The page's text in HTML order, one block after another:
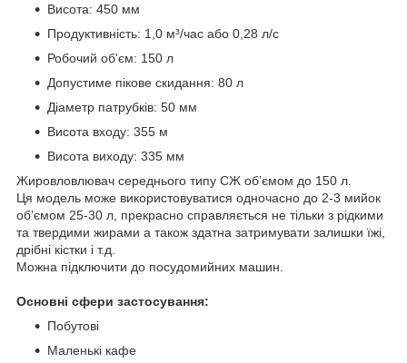
Висота: 450 мм
Продуктивність: 1,0 м³/час або 0,28 л/с
Робочий об'єм: 150 л
Допустиме пікове скидання: 80 л
Діаметр патрубків: 50 мм
Висота входу: 355 м
Висота виходу: 335 мм
Жировловлювач середнього типу СЖ об’ємом до 150 л.
Ця модель може використовуватися одночасно до 2-3 мийок
об’ємом 25-30 л, прекрасно справляється не тільки з рідкими
та твердими жирами а також здатна затримувати залишки їжі,
дрібні кістки і т.д.
Можна підключити до посудомийних машин.
Основні сфери застосування:
Побутові
Маленькі кафе